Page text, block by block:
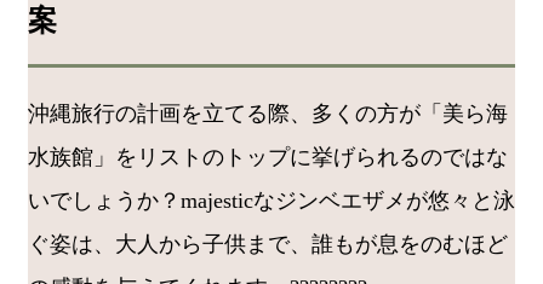
案
沖縄旅行の計画を立てる際、多くの方が「美ら海
水族館」をリストのトップに挙げられるのではな
いでしょうか？majesticなジンベエザメが悠々と泳
ぐ姿は、大人から子供まで、誰もが息をのむほど